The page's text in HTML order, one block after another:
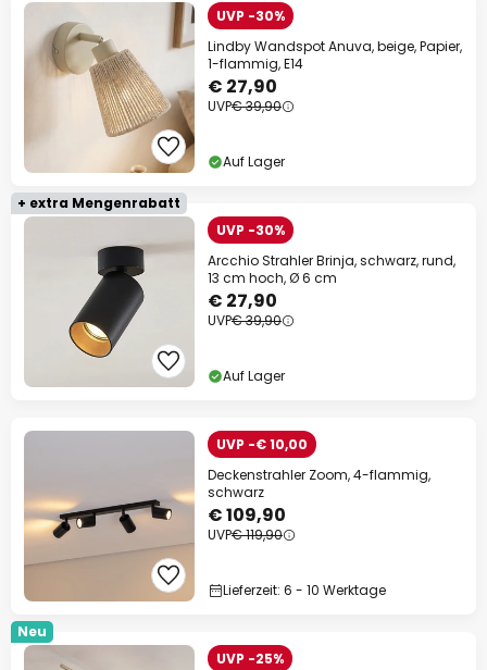
UVP -30%
Lindby Wandspot Anuva, beige, Papier,
1-flammig, E14
€ 27,90
UVP€ 39,90
Auf Lager
+ extra Mengenrabatt
UVP -30%
Arcchio Strahler Brinja, schwarz, rund,
13 cm hoch, Ø 6 cm
€ 27,90
UVP€ 39,90
Auf Lager
UVP -€ 10,00
Deckenstrahler Zoom, 4-flammig,
schwarz
€ 109,90
UVP€ 119,90
Lieferzeit: 6 - 10 Werktage
Neu
UVP -25%